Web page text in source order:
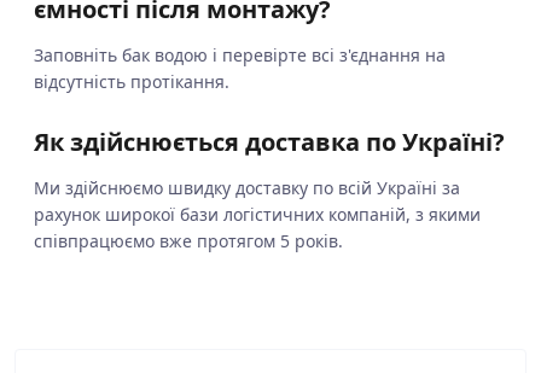
ємності після монтажу?
Заповніть бак водою і перевірте всі з'єднання на
відсутність протікання.
Як здійснюється доставка по Україні?
Ми здійснюємо швидку доставку по всій Україні за
рахунок широкої бази логістичних компаній, з якими
співпрацюємо вже протягом 5 років.